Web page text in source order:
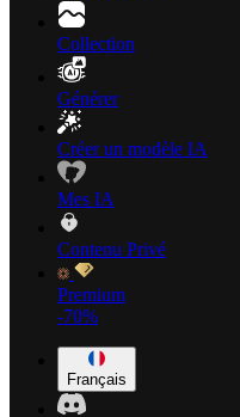
Collection
Générer
Créer un modèle IA
Mes IA
Contenu Privé
Premium
-70%
Français